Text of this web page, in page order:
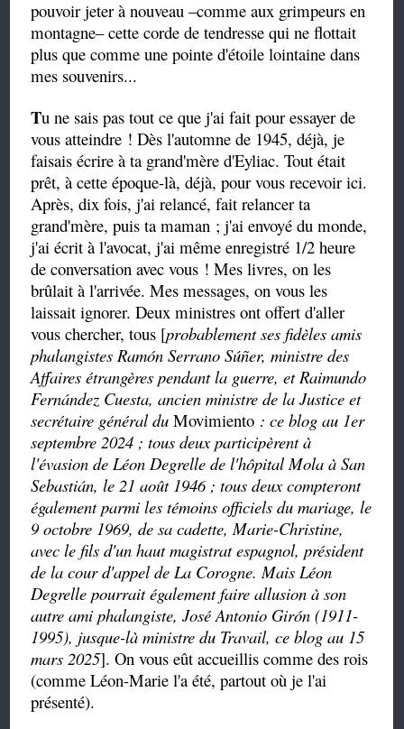
pouvoir jeter à nouveau –comme aux grimpeurs en
montagne– cette corde de tendresse qui ne flottait
plus que comme une pointe d'étoile lointaine dans
mes souvenirs...
Tu ne sais pas tout ce que j'ai fait pour essayer de
vous atteindre ! Dès l'automne de 1945, déjà, je
faisais écrire à ta grand'mère d'Eyliac. Tout était
prêt, à cette époque-là, déjà, pour vous recevoir ici.
Après, dix fois, j'ai relancé, fait relancer ta
grand'mère, puis ta maman ; j'ai envoyé du monde,
j'ai écrit à l'avocat, j'ai même enregistré 1/2 heure
de conversation avec vous ! Mes livres, on les
brûlait à l'arrivée. Mes messages, on vous les
laissait ignorer. Deux ministres ont offert d'aller
vous chercher, tous [probablement ses fidèles amis
phalangistes Ramón Serrano Súñer, ministre des
Affaires étrangères pendant la guerre, et Raimundo
Fernández Cuesta, ancien ministre de la Justice et
secrétaire général duMovimiento : ce blog au 1er
septembre 2024 ; tous deux participèrent à
l'évasion de Léon Degrelle de l'hôpital Mola à San
Sebastián, le 21 août 1946 ; tous deux compteront
également parmi les témoins officiels du mariage, le
9 octobre 1969, de sa cadette, Marie-Christine,
avec le fils d'un haut magistrat espagnol, président
de la cour d'appel de La Corogne. Mais Léon
Degrelle pourrait également faire allusion à son
autre ami phalangiste, José Antonio Girón (1911-
1995), jusque-là ministre du Travail, ce blog au 15
mars 2025]. On vous eût accueillis comme des rois
(comme Léon-Marie l'a été, partout où je l'ai
présenté).